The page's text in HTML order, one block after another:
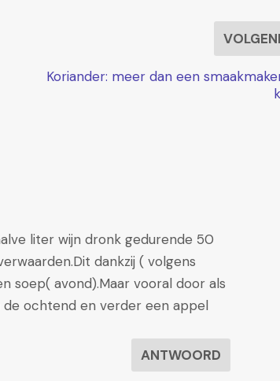
Koriander: meer dan een
liter wijn dronk gedurende 50
dankzij ( volgens
soep( avond).Maar vooral door als
ochtend en verder een appel
ANTWOORD